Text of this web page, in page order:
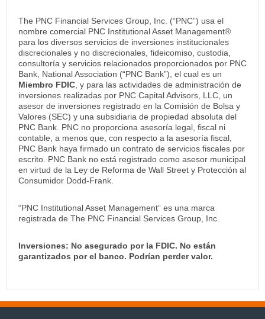
The PNC Financial Services Group, Inc. (“PNC”) usa el
nombre comercial PNC Institutional Asset Management®
para los diversos servicios de inversiones institucionales
discrecionales y no discrecionales, fideicomiso, custodia,
consultoría y servicios relacionados proporcionados por PNC
Bank, National Association (“PNC Bank”), el cual es un
Miembro FDIC , y para las actividades de administración de
inversiones realizadas por PNC Capital Advisors, LLC, un
asesor de inversiones registrado en la Comisión de Bolsa y
Valores (SEC) y una subsidiaria de propiedad absoluta del
PNC Bank. PNC no proporciona asesoría legal, fiscal ni
contable, a menos que, con respecto a la asesoría fiscal,
PNC Bank haya firmado un contrato de servicios fiscales por
escrito. PNC Bank no está registrado como asesor municipal
en virtud de la Ley de Reforma de Wall Street y Protección al
Consumidor Dodd-Frank.
“PNC Institutional Asset Management” es una marca
registrada de The PNC Financial Services Group, Inc.
Inversiones: No asegurado por la FDIC. No están
garantizados por el banco. Podrían perder valor.